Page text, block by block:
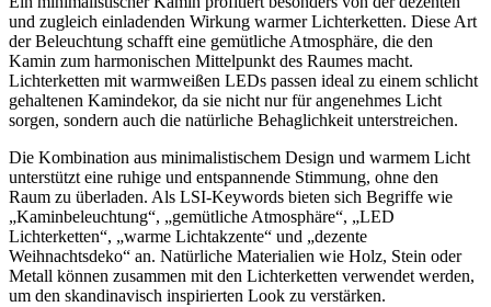
und zugleich einladenden Wirkung warmer Lichterketten. Diese Art
der Beleuchtung schafft eine gemütliche Atmosphäre, die den
Kamin zum harmonischen Mittelpunkt des Raumes macht.
Lichterketten mit warmweißen LEDs passen ideal zu einem schlicht
gehaltenen Kamindekor, da sie nicht nur für angenehmes Licht
sorgen, sondern auch die natürliche Behaglichkeit unterstreichen.
Die Kombination aus minimalistischem Design und warmem Licht
unterstützt eine ruhige und entspannende Stimmung, ohne den
Raum zu überladen. Als LSI-Keywords bieten sich Begriffe wie
„Kaminbeleuchtung“, „gemütliche Atmosphäre“, „LED
Lichterketten“, „warme Lichtakzente“ und „dezente
Weihnachtsdeko“ an. Natürliche Materialien wie Holz, Stein oder
Metall können zusammen mit den Lichterketten verwendet werden,
um den skandinavisch inspirierten Look zu verstärken.